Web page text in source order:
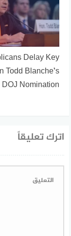
Delay Key
Todd Blanche’s
DOJ Nomination
اترك تعليقاً